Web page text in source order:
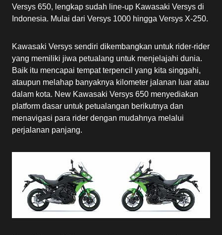
Versys 650, lengkap sudah line-up Kawasaki Versys di
Indonesia. Mulai dari Versys 1000 hingga Versys X-250.
Kawasaki Versys sendiri dikembangkan untuk rider-rider
yang memiliki jiwa petualang untuk menjelajahi dunia.
Baik itu mencapai tempat terpencil yang kita singgahi,
ataupun melahap banyaknya kilometer jalanan luar atau
dalam kota. New Kawasaki Versys 650 menyediakan
platform dasar untuk petualangan berikutnya dan
menavigasi para rider dengan mudahnya melalui
perjalanan panjang.